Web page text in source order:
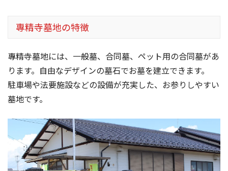
專精寺墓地の特徴
專精寺墓地には、一般墓、合同墓、ペット用の合同墓があ
ります。自由なデザインの墓石でお墓を建立できます。
駐車場や法要施設などの設備が充実した、お参りしやすい
墓地です。